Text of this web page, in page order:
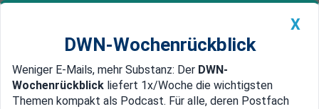
Newsticker MEIN DWN: Geldanlage Premium
Edelmetalle DWN-Magazin China
X
DWN-Wochenrückblick
Weniger E-Mails, mehr Substanz: Der DWN-
Wochenrückblick liefert 1x/Woche die wichtigsten
Themen kompakt als Podcast. Für alle, deren Postfach